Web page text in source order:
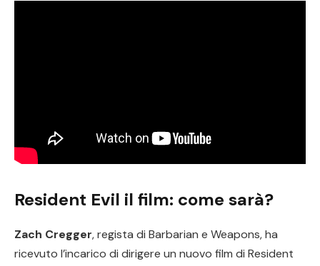
Resident Evil il film: come sarà?
Zach Cregger, regista di Barbarian e Weapons, ha
ricevuto l’incarico di dirigere un nuovo film di Resident